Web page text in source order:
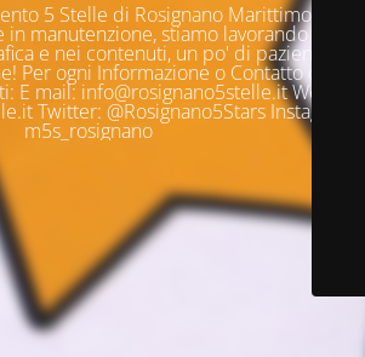
5 Stelle di Rosignano Marittimo è
manutenzione, stiamo lavorando per
e nei contenuti, un po' di pazienza e
Per ogni Informazione o Contatto questi
E mail: info@rosignano5stelle.it Web:
Twitter: @Rosignano5Stars Instagram:
m5s_rosignano